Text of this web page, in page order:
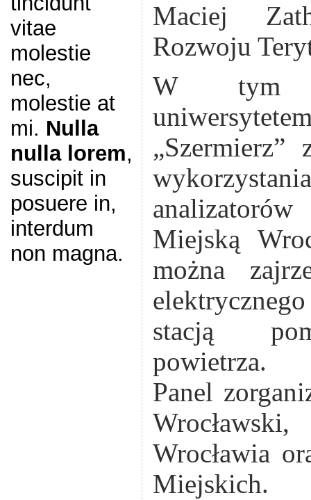
vitae
molestie
nec,
molestie at
mi. Nulla
nulla lorem,
suscipit in
posuere in,
interdum
non magna.
Maciej
Rozwoju
W tym
„Szermierz”
Miejską
można
stacją
powietrza.
Panel
Wrocławia
Miejskich.